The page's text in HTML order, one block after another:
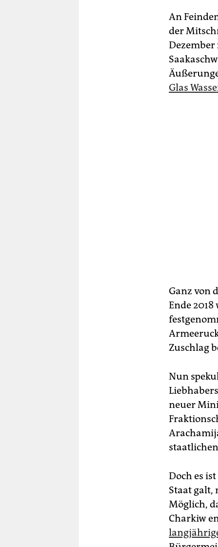
An
der
Dezember
Glas
Ganz von
Ende
Zuschlag
Nun
neuer
Doch es
Staat galt,
Möglich,
Charkiw